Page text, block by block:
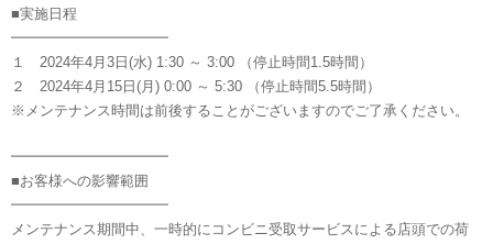
■実施日程
━━━━━━━━━━━
１ 2024年4月3日(水) 1:30 ～ 3:00 （停止時間1.5時間）
２ 2024年4月15日(月) 0:00 ～ 5:30 （停止時間5.5時間）
※メンテナンス時間は前後することがございますのでご了承ください。
━━━━━━━━━━━
■お客様への影響範囲
━━━━━━━━━━━
メンテナンス期間中、一時的にコンビニ受取サービスによる店頭での荷